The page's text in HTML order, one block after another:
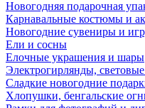
Новогодняя подарочная
Карнавальные костюмы и
Новогодние сувениры и
Ели и сосны
Елочные украшения и шары
Электрогирлянды,
Сладкие новогодние
Хлопушки, бенгальские